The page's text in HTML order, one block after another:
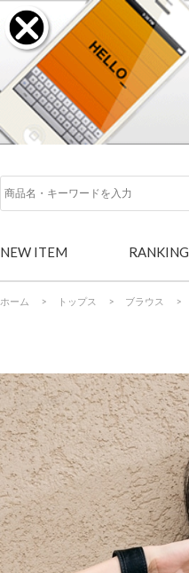
NEW ITEM RANKING
ホーム > トップス > ブラウス >